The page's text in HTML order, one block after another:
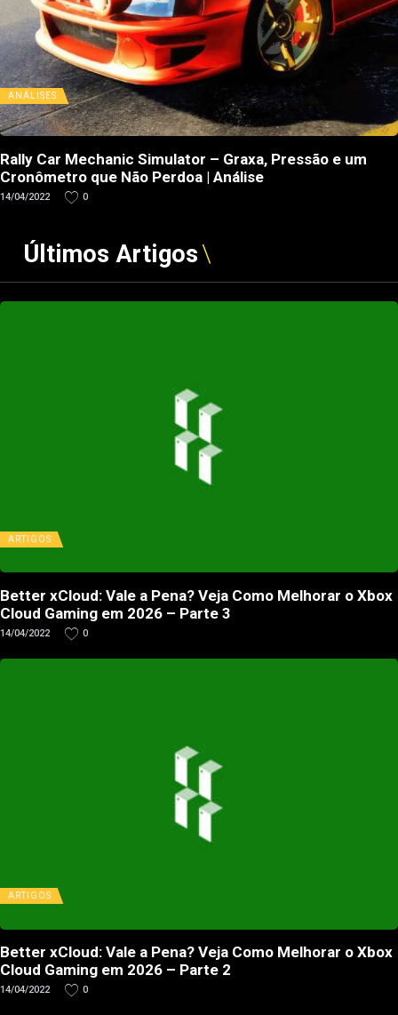
ANÁLISES
Rally Car Mechanic Simulator – Graxa, Pressão e um
Cronômetro que Não Perdoa | Análise
14/04/2022 0
Últimos Artigos
ARTIGOS
Better xCloud: Vale a Pena? Veja Como Melhorar o Xbox
Cloud Gaming em 2026 – Parte 3
14/04/2022 0
ARTIGOS
Better xCloud: Vale a Pena? Veja Como Melhorar o Xbox
Cloud Gaming em 2026 – Parte 2
14/04/2022 0